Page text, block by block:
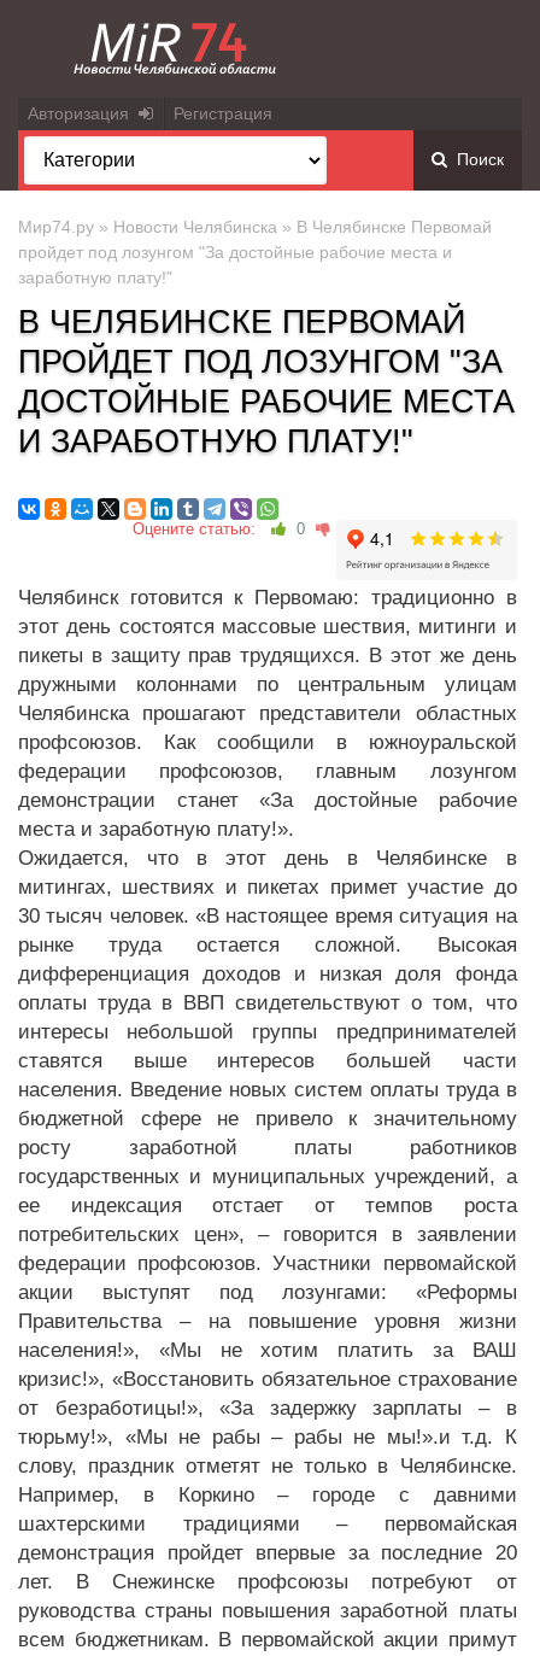
Авторизация Регистрация
Поиск
Мир74.ру » Новости Челябинска » В Челябинске Первомай
пройдет под лозунгом "За достойные рабочие места и
заработную плату!"
В ЧЕЛЯБИНСКЕ ПЕРВОМАЙ
ПРОЙДЕТ ПОД ЛОЗУНГОМ "ЗА
ДОСТОЙНЫЕ РАБОЧИЕ МЕСТА
И ЗАРАБОТНУЮ ПЛАТУ!"
Оцените статью: 0
Челябинск готовится к Первомаю: традиционно в
этот день состоятся массовые шествия, митинги и
пикеты в защиту прав трудящихся. В этот же день
дружными колоннами по центральным улицам
Челябинска прошагают представители областных
профсоюзов. Как сообщили в южноуральской
федерации профсоюзов, главным лозунгом
демонстрации станет «За достойные рабочие
места и заработную плату!».
Ожидается, что в этот день в Челябинске в
митингах, шествиях и пикетах примет участие до
30 тысяч человек. «В настоящее время ситуация на
рынке труда остается сложной. Высокая
дифференциация доходов и низкая доля фонда
оплаты труда в ВВП свидетельствуют о том, что
интересы небольшой группы предпринимателей
ставятся выше интересов большей части
населения. Введение новых систем оплаты труда в
бюджетной сфере не привело к значительному
росту заработной платы работников
государственных и муниципальных учреждений, а
ее индексация отстает от темпов роста
потребительских цен», – говорится в заявлении
федерации профсоюзов. Участники первомайской
акции выступят под лозунгами: «Реформы
Правительства – на повышение уровня жизни
населения!», «Мы не хотим платить за ВАШ
кризис!», «Восстановить обязательное страхование
от безработицы!», «За задержку зарплаты – в
тюрьму!», «Мы не рабы – рабы не мы!».и т.д. К
слову, праздник отметят не только в Челябинске.
Например, в Коркино – городе с давними
шахтерскими традициями – первомайская
демонстрация пройдет впервые за последние 20
лет. В Снежинске профсоюзы потребуют от
руководства страны повышения заработной платы
всем бюджетникам. В первомайской акции примут